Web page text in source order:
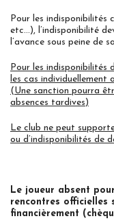
Pour les indisponibilités
etc…), l’indisponibilité
l’avance sous peine de
Pour les indisponibilités
les cas individuellement
(Une sanction pourra
absences tardives)
Le club ne peut
ou d’indisponibilités de
Le joueur absent
rencontres officielles
financièrement